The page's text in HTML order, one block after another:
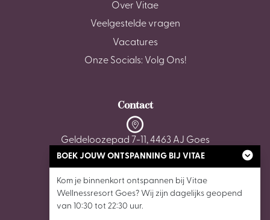
Over Vitae
Veelgestelde vragen
Vacatures
Onze Socials: Volg Ons!
Contact
Geldeloozepad 7-11, 4463 AJ Goes
wellnessgoes@vitaewellnessresorts.nl
BOEK JOUW ONTSPANNING BIJ VITAE
Kom je binnenkort ontspannen bij Vitae
Wellnessresort Goes? Wij zijn dagelijks geopend
van 10:30 tot 22:30 uur.